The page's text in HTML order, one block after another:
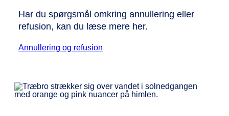
Har du spørgsmål omkring annullering eller
refusion, kan du læse mere her.
Annullering og refusion